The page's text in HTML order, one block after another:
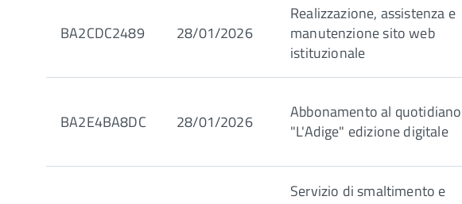
BA2CDC2489 28/01/2026
Realizzazione, assistenza e
manutenzione sito web
istituzionale
BA2E4BA8DC 28/01/2026
Abbonamento al quotidiano
"L'Adige" edizione digitale
Servizio di smaltimento e